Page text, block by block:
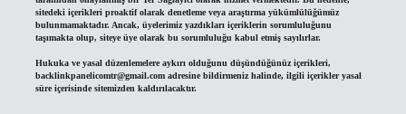
sitedeki içerikleri proaktif olarak denetleme veya araştırma yükümlülüğümüz
bulunmamaktadır. Ancak, üyelerimiz yazdıkları içeriklerin sorumluluğunu
taşımakta olup, siteye üye olarak bu sorumluluğu kabul etmiş sayılırlar.
Hukuka ve yasal düzenlemelere aykırı olduğunu düşündüğünüz içerikleri,
backlinkpanelicomtr@gmail.comadresine bildirmeniz halinde, ilgili içerikler yasal
süre içerisinde sitemizden kaldırılacaktır.